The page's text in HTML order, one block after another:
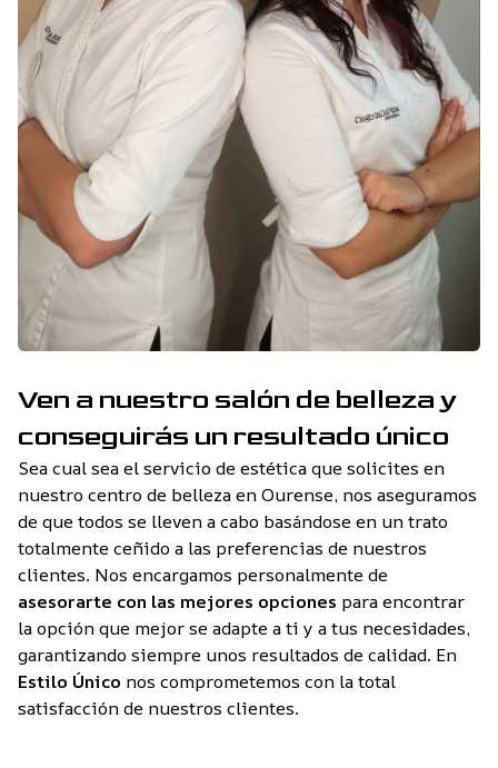
Ven a nuestro salón de belleza y
conseguirás un resultado único
Sea cual sea el servicio de estética que solicites en
nuestro centro de belleza en Ourense, nos aseguramos
de que todos se lleven a cabo basándose en un trato
totalmente ceñido a las preferencias de nuestros
clientes. Nos encargamos personalmente de
asesorarte con las mejores opciones para encontrar
la opción que mejor se adapte a ti y a tus necesidades,
garantizando siempre unos resultados de calidad. En
Estilo Único nos comprometemos con la total
satisfacción de nuestros clientes.